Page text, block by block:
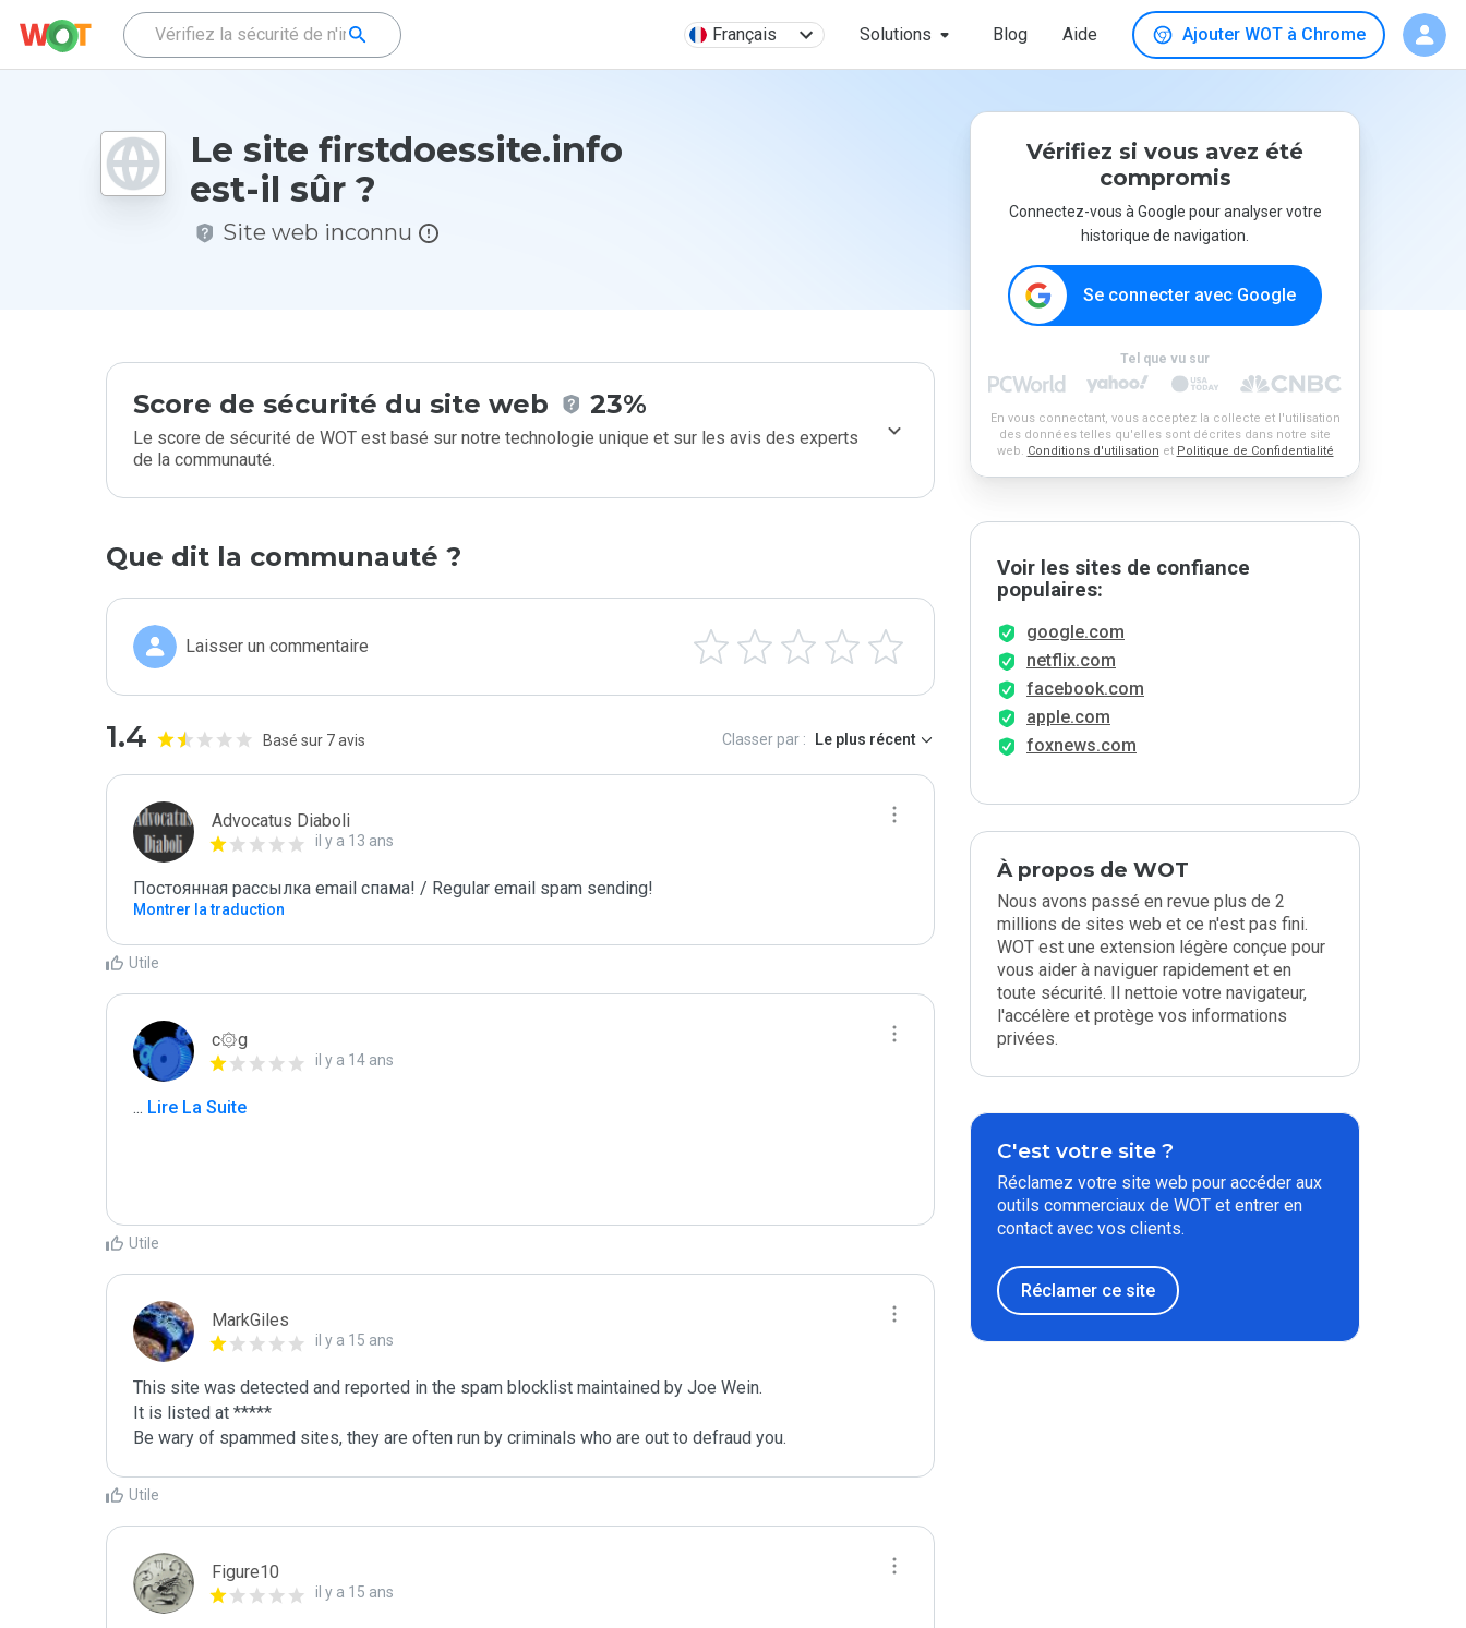
Français Solutions Blog Aide Ajouter WOT à Chrome
Le site firstdoessite.info
est-il sûr ?
Site web inconnu
Score de sécurité du site web 23%
Le score de sécurité de WOT est basé sur notre technologie unique et sur les avis des experts
de la communauté.
Que dit la communauté ?
Laisser un commentaire
1.4 Basé sur 7 avis Classer par : Le plus récent
Advocatus Diaboli
il y a 13 ans
Постоянная рассылка email спама! / Regular email spam sending!
Montrer la traduction
Utile
c۞g
il y a 14 ans
... Lire La Suite
Utile
MarkGiles
il y a 15 ans
This site was detected and reported in the spam blocklist maintained by Joe Wein.
It is listed at *****
Be wary of spammed sites, they are often run by criminals who are out to defraud you.
Utile
Figure10
il y a 15 ans
Vérifiez si vous avez été
compromis
Connectez-vous à Google pour analyser votre
historique de navigation.
Se connecter avec Google
Tel que vu sur
En vous connectant, vous acceptez la collecte et l'utilisation
des données telles qu'elles sont décrites dans notre site
web. Conditions d'utilisation et Politique de Confidentialité
Voir les sites de confiance
populaires:
google.com
netflix.com
facebook.com
apple.com
foxnews.com
À propos de WOT
Nous avons passé en revue plus de 2
millions de sites web et ce n'est pas fini.
WOT est une extension légère conçue pour
vous aider à naviguer rapidement et en
toute sécurité. Il nettoie votre navigateur,
l'accélère et protège vos informations
privées.
C'est votre site ?
Réclamez votre site web pour accéder aux
outils commerciaux de WOT et entrer en
contact avec vos clients.
Réclamer ce site